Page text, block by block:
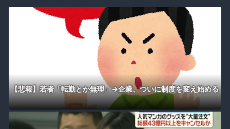
【悲報】若者「転勤とか無理」→企業、ついに制度を変え始める